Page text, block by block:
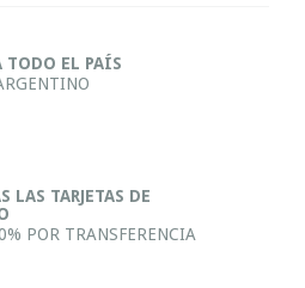
TODO EL PAÍS
LAS TARJETAS DE
POR TRANSFERENCIA